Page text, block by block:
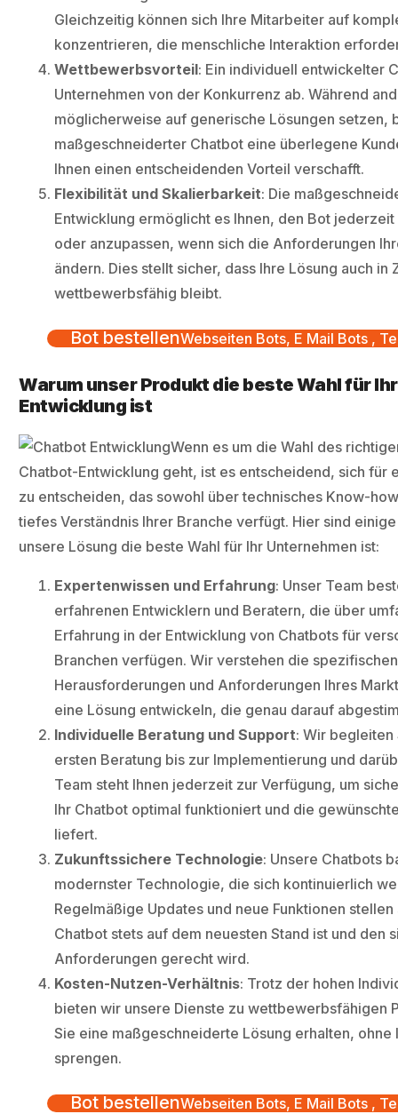
Gleichzeitig können sich Ihre Mitarbeiter auf
konzentrieren, die menschliche Interaktion
Wettbewerbsvorteil: Ein individuell entwickelter
Unternehmen von der Konkurrenz ab. Während
möglicherweise auf generische Lösungen setzen,
maßgeschneiderter Chatbot eine überlegene
Ihnen einen entscheidenden Vorteil verschafft.
Flexibilität und Skalierbarkeit: Die
Entwicklung ermöglicht es Ihnen, den Bot
oder anzupassen, wenn sich die Anforderungen
ändern. Dies stellt sicher, dass Ihre Lösung auch in
wettbewerbsfähig bleibt.
Bot bestellenWebseiten Bots, E Mail Bots ,
Warum unser Produkt die beste Wahl für
Entwicklung ist
Wenn es um die Wahl des
Chatbot-Entwicklung geht, ist es entscheidend, sich für
zu entscheiden, das sowohl über technisches Know-
tiefes Verständnis Ihrer Branche verfügt. Hier sind
unsere Lösung die beste Wahl für Ihr Unternehmen ist:
Expertenwissen und Erfahrung: Unser Team
erfahrenen Entwicklern und Beratern, die über
Erfahrung in der Entwicklung von Chatbots für
Branchen verfügen. Wir verstehen die spezifischen
Herausforderungen und Anforderungen Ihres
eine Lösung entwickeln, die genau darauf
Individuelle Beratung und Support: Wir begleiten
ersten Beratung bis zur Implementierung und
Team steht Ihnen jederzeit zur Verfügung, um
Ihr Chatbot optimal funktioniert und die
liefert.
Zukunftssichere Technologie: Unsere Chatbots
modernster Technologie, die sich kontinuierlich
Regelmäßige Updates und neue Funktionen stellen
Chatbot stets auf dem neuesten Stand ist und den
Anforderungen gerecht wird.
Kosten-Nutzen-Verhältnis: Trotz der hohen
bieten wir unsere Dienste zu wettbewerbsfähigen
Sie eine maßgeschneiderte Lösung erhalten, ohne
sprengen.
Bot bestellenWebseiten Bots, E Mail Bots ,